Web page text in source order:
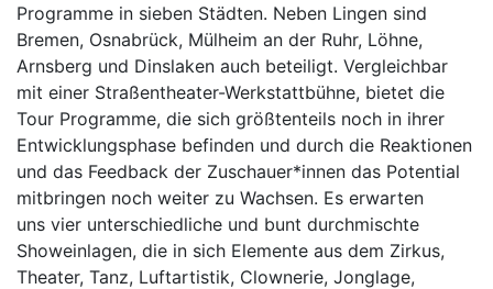
Programme in sieben Städten. Neben Lingen sind
Bremen, Osnabrück, Mülheim an der Ruhr, Löhne,
Arnsberg und Dinslaken auch beteiligt. Vergleichbar
mit einer Straßentheater-Werkstattbühne, bietet die
Tour Programme, die sich größtenteils noch in ihrer
Entwicklungsphase befinden und durch die Reaktionen
und das Feedback der Zuschauer*innen das Potential
mitbringen noch weiter zu Wachsen. Es erwarten
uns vier unterschiedliche und bunt durchmischte
Showeinlagen, die in sich Elemente aus dem Zirkus,
Theater, Tanz, Luftartistik, Clownerie, Jonglage,